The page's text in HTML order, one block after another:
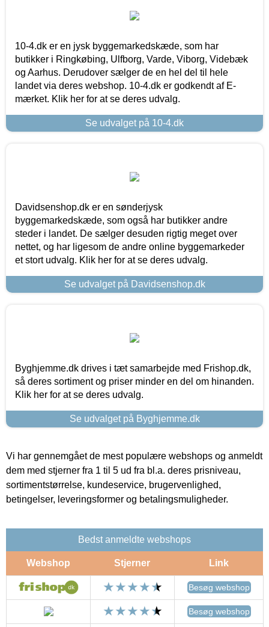
10-4.dk er en jysk byggemarkedskæde, som har
butikker i Ringkøbing, Ulfborg, Varde, Viborg, Videbæk
og Aarhus. Derudover sælger de en hel del til hele
landet via deres webshop. 10-4.dk er godkendt af E-
mærket. Klik her for at se deres udvalg.
Se udvalget på 10-4.dk
Davidsenshop.dk er en sønderjysk
byggemarkedskæde, som også har butikker andre
steder i landet. De sælger desuden rigtig meget over
nettet, og har ligesom de andre online byggemarkeder
et stort udvalg. Klik her for at se deres udvalg.
Se udvalget på Davidsenshop.dk
Byghjemme.dk drives i tæt samarbejde med Frishop.dk,
så deres sortiment og priser minder en del om hinanden.
Klik her for at se deres udvalg.
Se udvalget på Byghjemme.dk
Vi har gennemgået de mest populære webshops og anmeldt
dem med stjerner fra 1 til 5 ud fra bl.a. deres prisniveau,
sortimentstørrelse, kundeservice, brugervenlighed,
betingelser, leveringsformer og betalingsmuligheder.
Bedst anmeldte webshops
Webshop Stjerner Link
Besøg webshop
Besøg webshop